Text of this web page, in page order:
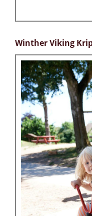
Winther Viking